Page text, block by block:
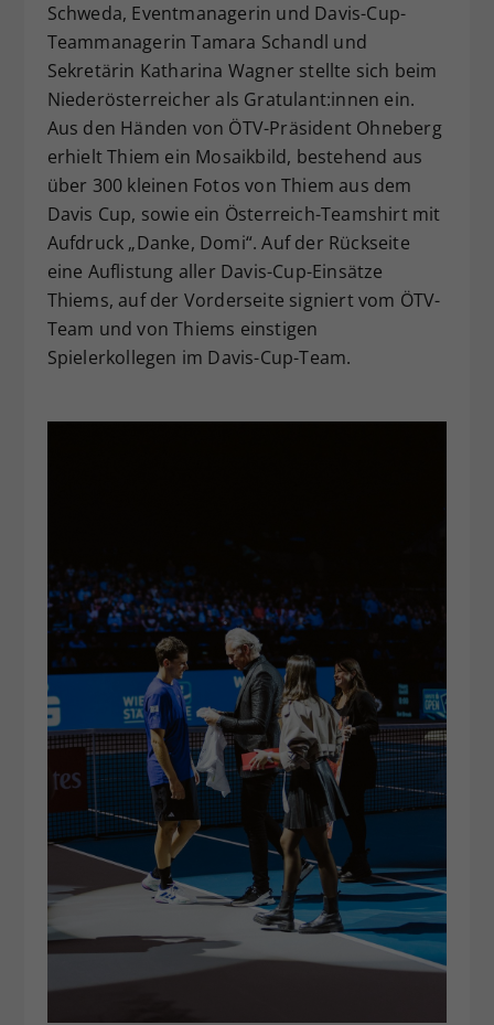
Schweda, Eventmanagerin und Davis-Cup-
Teammanagerin Tamara Schandl und
Sekretärin Katharina Wagner stellte sich beim
Niederösterreicher als Gratulant:innen ein.
Aus den Händen von ÖTV-Präsident Ohneberg
erhielt Thiem ein Mosaikbild, bestehend aus
über 300 kleinen Fotos von Thiem aus dem
Davis Cup, sowie ein Österreich-Teamshirt mit
Aufdruck „Danke, Domi“. Auf der Rückseite
eine Auflistung aller Davis-Cup-Einsätze
Thiems, auf der Vorderseite signiert vom ÖTV-
Team und von Thiems einstigen
Spielerkollegen im Davis-Cup-Team.